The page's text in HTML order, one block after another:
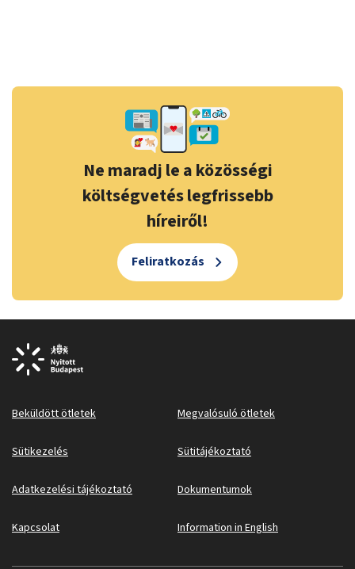
Ne maradj le a közösségi
költségvetés legfrissebb
híreiről!
Feliratkozás
Beküldött ötletek Megvalósuló ötletek
Sütikezelés Sütitájékoztató
Adatkezelési tájékoztató Dokumentumok
Kapcsolat Information in English